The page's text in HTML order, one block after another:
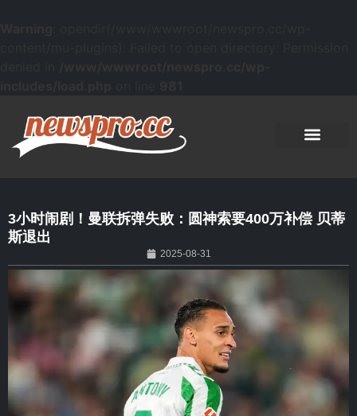
3小时闹剧！曼联拆弹失败：圆神索要400万补偿 贝蒂
斯退出
2025-08-31